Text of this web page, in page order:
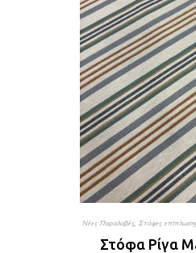
Νέες Παραλαβές, Στόφες
Στόφα Ρίγα